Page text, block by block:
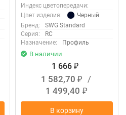
Индекс цветопередачи:
Цвет изделия:
Черный
Бренд:
SWG Standard
Серия:
RC
Назначение:
Профиль
В наличии
1 666 ₽
1 582,70 ₽
/
1 499,40 ₽
В корзину